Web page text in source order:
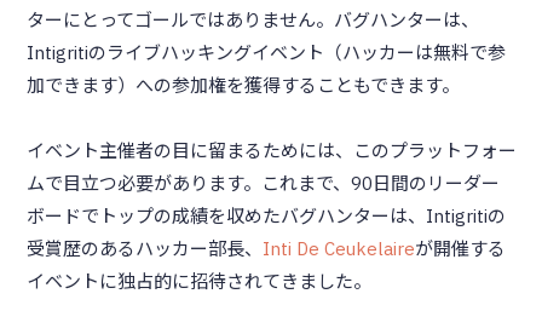
ターにとってゴールではありません。バグハンターは、
Intigritiのライブハッキングイベント（ハッカーは無料で参
加できます）への参加権を獲得することもできます。
イベント主催者の目に留まるためには、このプラットフォー
ムで目立つ必要があります。これまで、90日間のリーダー
ボードでトップの成績を収めたバグハンターは、Intigritiの
受賞歴のあるハッカー部長、 Inti De Ceukelaireが開催する
イベントに独占的に招待されてきました。